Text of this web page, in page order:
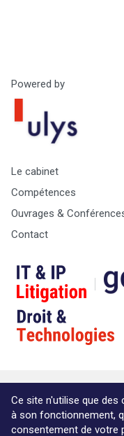
Powered by
Le cabinet
Compétences
Ouvrages &
Contact
© Copyright Max & Zoé
informations légales
Website by Akimedia
Ce site n'utilise que
à son fonctionnement,
consentement de votre